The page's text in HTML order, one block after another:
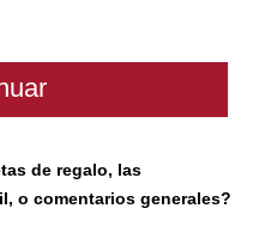
de regalo, las
o comentarios generales?